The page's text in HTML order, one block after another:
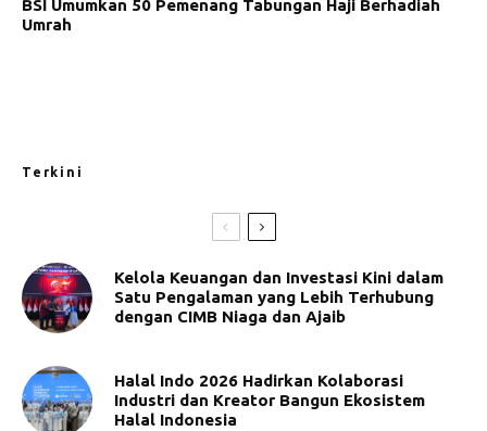
BSI Umumkan 50 Pemenang Tabungan Haji Berhadiah
Umrah
Terkini
Kelola Keuangan dan Investasi Kini dalam
Satu Pengalaman yang Lebih Terhubung
dengan CIMB Niaga dan Ajaib
Halal Indo 2026 Hadirkan Kolaborasi
Industri dan Kreator Bangun Ekosistem
Halal Indonesia